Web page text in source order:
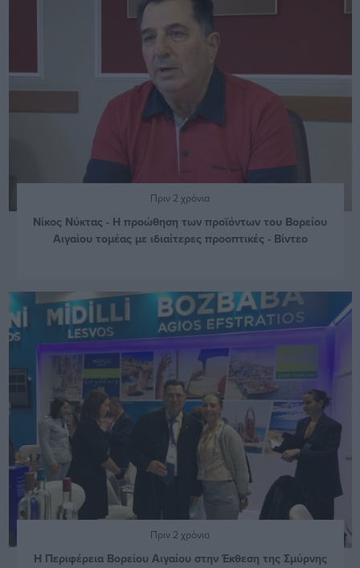
Πριν 2 χρόνια
Νίκος Νύκτας - Η προώθηση των προϊόντων του Βορείου
Αιγαίου τομέας με ιδιαίτερες προοπτικές - Βίντεο
Πριν 2 χρόνια
Η Περιφέρεια Βορείου Αιγαίου στην Έκθεση της Σμύρνης